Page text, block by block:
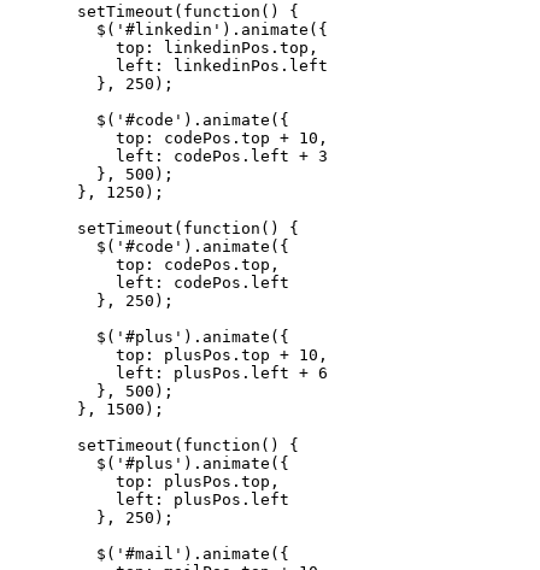
  setTimeout(function() {
    $('#linkedin').animate({
      top: linkedinPos.top,
      left: linkedinPos.left
    }, 250);
    $('#code').animate({
      top: codePos.top + 10,
      left: codePos.left + 3
    }, 500);
  }, 1250);
  setTimeout(function() {
    $('#code').animate({
      top: codePos.top,
      left: codePos.left
    }, 250);
    $('#plus').animate({
      top: plusPos.top + 10,
      left: plusPos.left + 6
    }, 500);
  }, 1500);
  setTimeout(function() {
    $('#plus').animate({
      top: plusPos.top,
      left: plusPos.left
    }, 250);
    $('#mail').animate({